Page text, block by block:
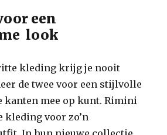
een
look
kleding krijg je nooit
de twee voor een stijlvolle
kanten mee op kunt. Rimini
kleding voor zo’n